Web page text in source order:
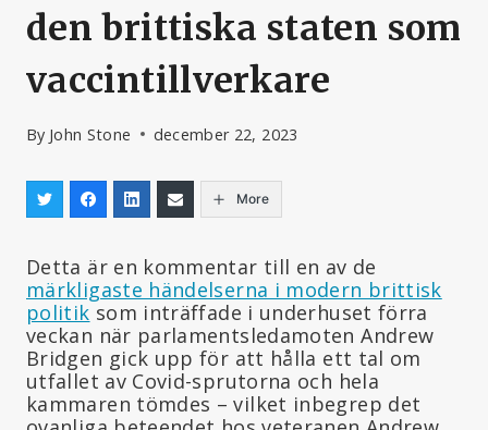
den brittiska staten som
vaccintillverkare
By John Stone december 22, 2023
More
Detta är en kommentar till en av de
märkligaste händelserna i modern brittisk
politik som inträffade i underhuset förra
veckan när parlamentsledamoten Andrew
Bridgen gick upp för att hålla ett tal om
utfallet av Covid-sprutorna och hela
kammaren tömdes – vilket inbegrep det